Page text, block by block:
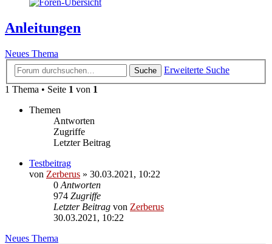
Anleitungen
Neues Thema
Suche
Erweiterte Suche
1 Thema • Seite 1 von 1
Themen
Antworten
Zugriffe
Letzter Beitrag
Testbeitrag
von Zerberus » 30.03.2021, 10:22
0 Antworten
974 Zugriffe
Letzter Beitrag von Zerberus
30.03.2021, 10:22
Neues Thema